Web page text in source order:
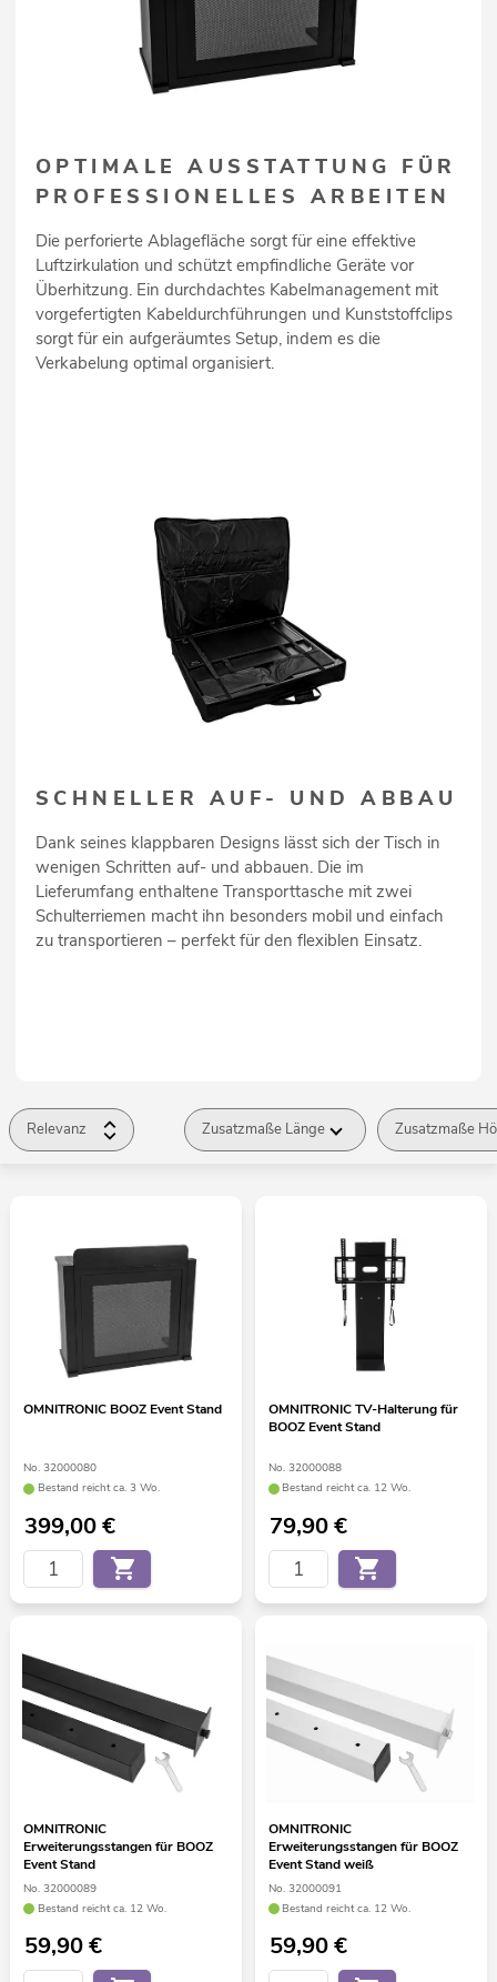
OPTIMALE AUSSTATTUNG FÜR
PROFESSIONELLES ARBEITEN
Die perforierte Ablagefläche sorgt für eine effektive
Luftzirkulation und schützt empfindliche Geräte vor
Überhitzung. Ein durchdachtes Kabelmanagement mit
vorgefertigten Kabeldurchführungen und Kunststoffclips
sorgt für ein aufgeräumtes Setup, indem es die
Verkabelung optimal organisiert.
SCHNELLER AUF- UND ABBAU
Dank seines klappbaren Designs lässt sich der Tisch in
wenigen Schritten auf- und abbauen. Die im
Lieferumfang enthaltene Transporttasche mit zwei
Schulterriemen macht ihn besonders mobil und einfach
zu transportieren – perfekt für den flexiblen Einsatz.
Relevanz Zusatzmaße Länge Zusatzmaße
OMNITRONIC BOOZ Event Stand
No. 32000080
Bestand reicht ca. 3 Wo.
399,00€
OMNITRONIC TV-Halterung für
BOOZ Event Stand
No. 32000088
Bestand reicht ca. 12 Wo.
79,90€
OMNITRONIC
Erweiterungsstangen für BOOZ
Event Stand
No. 32000089
Bestand reicht ca. 12 Wo.
59,90€
OMNITRONIC
Erweiterungsstangen für BOOZ
Event Stand weiß
No. 32000091
Bestand reicht ca. 12 Wo.
59,90€